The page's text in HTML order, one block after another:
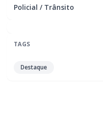
Policial / Trânsito
TAGS
Destaque